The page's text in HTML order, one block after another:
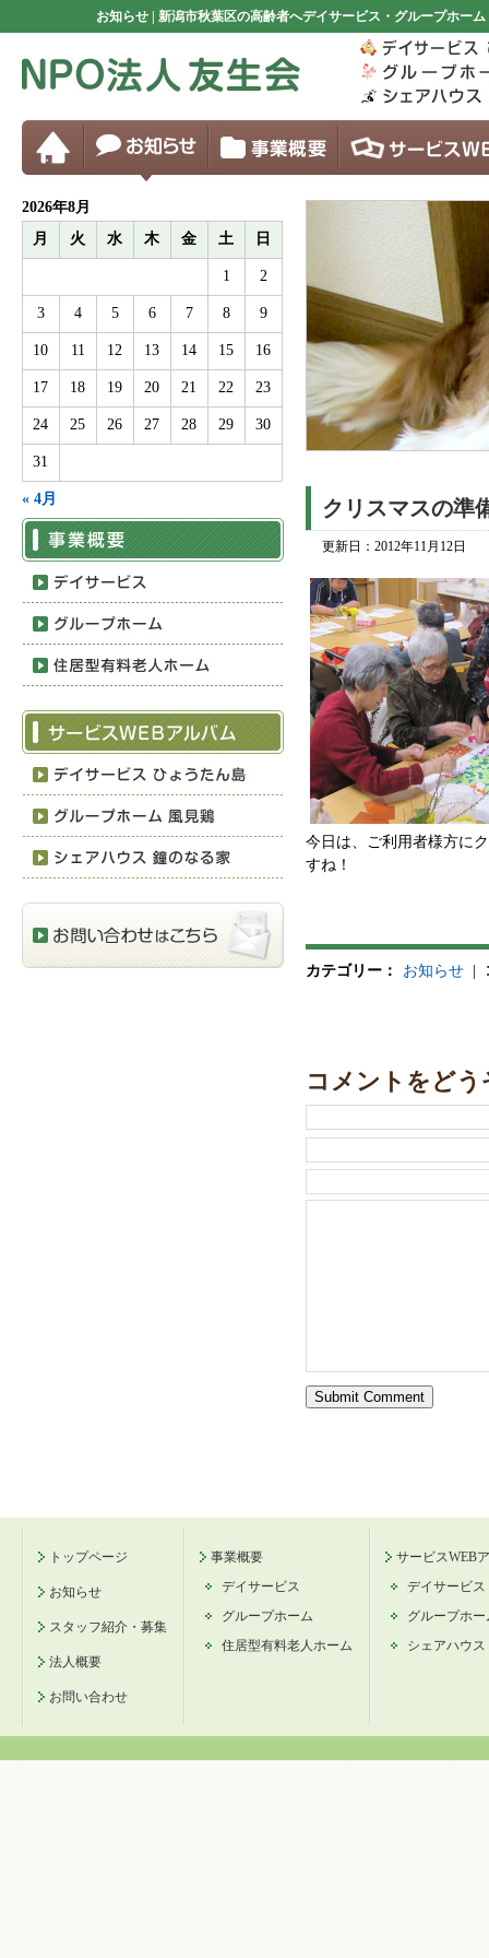
お知らせ | 新潟市秋葉区の高齢者へデイサービス・グループホー
クリスマスの準
更新日： 2012年11月12日
今日は、ご利用者様方に
すね！
カテゴリー： お知らせ
コメントをどう
2026年8月
月
火 水 木 金 土 日
« 4月
1 2
3 4 5 6 7 8 9
10 11 12 13 14 15 16
17 18 19 20 21 22 23
24 25 26 27 28 29 30
31
トップページ
お知らせ
スタッフ紹介・募集
法人概要
お問い合わせ
事業概要
デイサービス
グループホーム
住居型有料老人ホーム
サービスWEB
デイサービ
グループホ
シェアハウ